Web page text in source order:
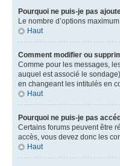
Pourquoi ne puis-je pas
Le nombre d’options
Haut
Comment modifier ou
Comme pour les messages,
auquel est associé le
en changeant les intitulés en
Haut
Pourquoi ne puis-je pas
Certains forums peuvent être
accès, vous devez donc les
Haut